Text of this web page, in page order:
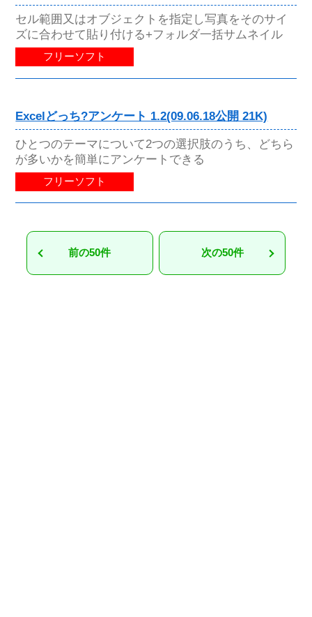
セル範囲又はオブジェクトを指定し写真をそのサイ
ズに合わせて貼り付ける+フォルダ一括サムネイル
フリーソフト
Excelどっち?アンケート 1.2(09.06.18公開 21K)
ひとつのテーマについて2つの選択肢のうち、どちら
が多いかを簡単にアンケートできる
フリーソフト
前の50件 次の50件